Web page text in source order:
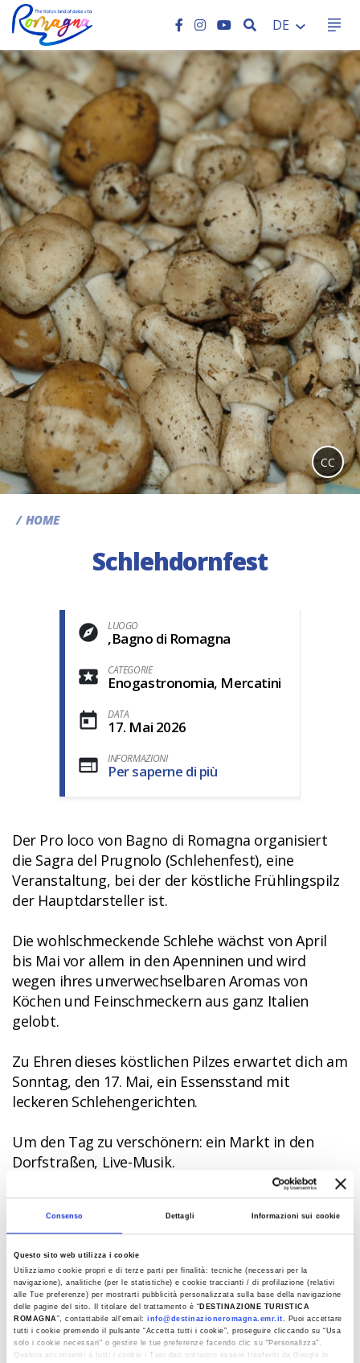
Consenso Dettagli Informazioni sui cookie
Questo sito web utilizza i cookie
Utilizziamo cookie propri e di terze parti per finalità: tecniche (necessari per la
navigazione), analitiche (per le statistiche) e cookie traccianti / di profilazione (relativi
alle Tue preferenze) per mostrarti pubblicità personalizzata sulla base della navigazione
delle pagine del sito. Il titolare del trattamento è “ DESTINAZIONE TURISTICA
ROMAGNA”, contattabile all'email:info@destinazioneromagna.emr.it. Puoi accettare
tutti i cookie premendo il pulsante “Accetta tutti i cookie”, proseguire cliccando su “Usa
solo i cookie necessari" o gestire le tue preferenze facendo clic su “Personalizza”.
Qualora acconsenti a tutti i cookie i Tuoi dati potranno essere trasferiti da Google in
SEARCH
DE
CC
HOME
Schlehdornfest
LUOGO
,Bagno di Romagna
CATEGORIE
Enogastronomia, Mercatini
DATA
17. Mai 2026
INFORMAZIONI
Per saperne di più
Der Pro loco von Bagno di Romagna organisiert
die Sagra del Prugnolo (Schlehenfest), eine
Veranstaltung, bei der der köstliche Frühlingspilz
der Hauptdarsteller ist.
Die wohlschmeckende Schlehe wächst von April
bis Mai vor allem in den Apenninen und wird
wegen ihres unverwechselbaren Aromas von
Köchen und Feinschmeckern aus ganz Italien
gelobt.
Zu Ehren dieses köstlichen Pilzes erwartet dich am
Sonntag, den 17. Mai, ein Essensstand mit
leckeren Schlehengerichten.
Um den Tag zu verschönern: ein Markt in den
Dorfstraßen, Live-Musik.
Für Infos Pro Loco Bagno di Romagna:
prolocobagno@libero.it
DETAILS
PLACE
Schlehdornfest